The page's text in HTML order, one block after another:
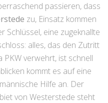
passieren, dass
zu, Einsatz kommen
Schlüssel, eine zugeknallte
alles, das den Zutritt
verwehrt, ist schnell
kommt es auf eine
Hilfe an. Der
von Westerstede steht